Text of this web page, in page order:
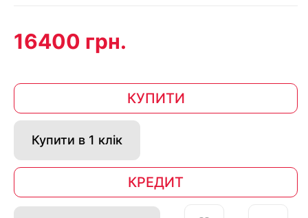
16400 грн.
КУПИТИ
Купити в 1 клік
КРЕДИТ